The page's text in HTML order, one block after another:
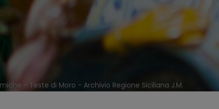
- Teste di Moro - Archivio Regione Siciliana J.M.